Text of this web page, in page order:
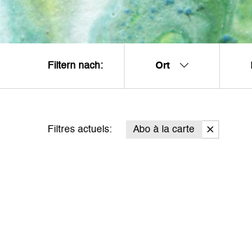
Filtern nach: Ort
Filtres actuels: Abo à la carte